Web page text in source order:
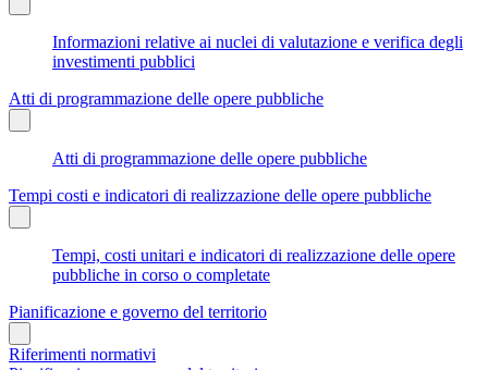
Informazioni relative ai nuclei di valutazione e verifica degli
investimenti pubblici
Atti di programmazione delle opere pubbliche
Atti di programmazione delle opere pubbliche
Tempi costi e indicatori di realizzazione delle opere pubbliche
Tempi, costi unitari e indicatori di realizzazione delle opere
pubbliche in corso o completate
Pianificazione e governo del territorio
Riferimenti normativi